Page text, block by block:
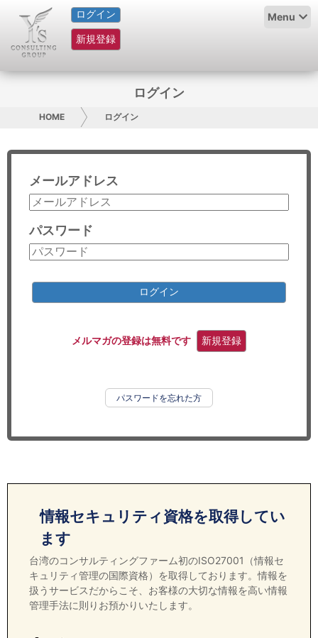
ログイン
新規登録
Menu
HOME
サービス紹介
グループ概要
採用情報
お問い合わせ
コンサルティング
リサーチ
ログイン
HOME ログイン
メールアドレス
パスワード
ログイン
メルマガの登録は無料です 新規登録
パスワードを忘れた方
情報セキュリティ資格を取得してい
ます
台湾のコンサルティングファーム初のISO27001（情報セ
キュリティ管理の国際資格）を取得しております。情報を
扱うサービスだからこそ、お客様の大切な情報を高い情報
管理手法に則りお預かりいたします。